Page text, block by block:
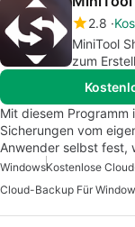
2.8
MiniTool
zum
Mit diesem
Sicherungen vom
Anwender selbst fest,
WindowsKostenlose
Cloud-Backup Für